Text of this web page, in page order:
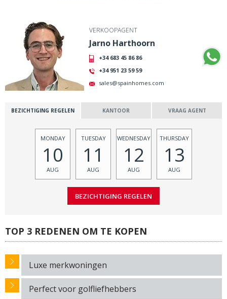
VERKOOPAGENT
Jarno Harthoorn
+34 683 45 86 86
+34 951 23 59 59
sales@spainhomes.com
BEZICHTIGING REGELEN KANTOOR VRAAG AGENT
MONDAY
10
AUG
TUESDAY
11
AUG
WEDNESDAY
12
AUG
THURSDAY
13
AUG
TOP 3 REDENEN OM TE KOPEN
Luxe merkwoningen
Perfect voor golfliefhebbers